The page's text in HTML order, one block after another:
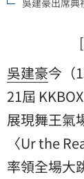
吳建豪出席典
吳建豪今（
21屆
展現舞王氣
〈Ur the
率領全場大